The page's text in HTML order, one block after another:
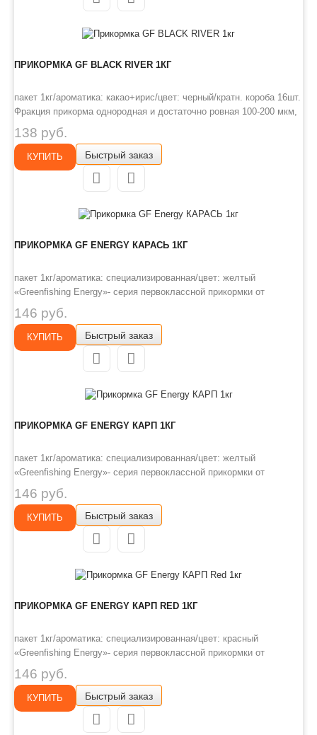
ПРИКОРМКА GF BLACK RIVER 1КГ
пакет 1кг/ароматика: какао+ирис/цвет: черный/кратн. короба 16шт.
Фракция прикорма однородная и достаточно ровная 100-200 мкм,
с хорошим по-фракционным распадом на дне. Цвет прикормки –
темно-коричневый, зеленый, рыжий и красный исходя из
предпочтения рыб и условий лова. Необходимую клейкость и
«те..
138 руб.
КУПИТЬ Быстрый заказ
ПРИКОРМКА GF ENERGY КАРАСЬ 1КГ
пакет 1кг/ароматика: специализированная/цвет: желтый
«Greenfishing Energy»- серия первоклассной прикормки от
Компании «Энергия», созданная по оригинальному рецепту, с
использованием только лучших ингредиентов от ведущих
производителей РФ и Европы. Это тяжелая прикормка с мелкой и
средней фракцией, ..
146 руб.
КУПИТЬ Быстрый заказ
ПРИКОРМКА GF ENERGY КАРП 1КГ
пакет 1кг/ароматика: специализированная/цвет: желтый
«Greenfishing Energy»- серия первоклассной прикормки от
Компании «Энергия», созданная по оригинальному рецепту, с
использованием только лучших ингредиентов от ведущих
производителей РФ и Европы. Это тяжелая прикормка с мелкой и
средней фракцией, ..
146 руб.
КУПИТЬ Быстрый заказ
ПРИКОРМКА GF ENERGY КАРП RED 1КГ
пакет 1кг/ароматика: специализированная/цвет: красный
«Greenfishing Energy»- серия первоклассной прикормки от
Компании «Энергия», созданная по оригинальному рецепту, с
использованием только лучших ингредиентов от ведущих
производителей РФ и Европы. Это тяжелая прикормка с мелкой и
средней фракцией,..
146 руб.
КУПИТЬ Быстрый заказ